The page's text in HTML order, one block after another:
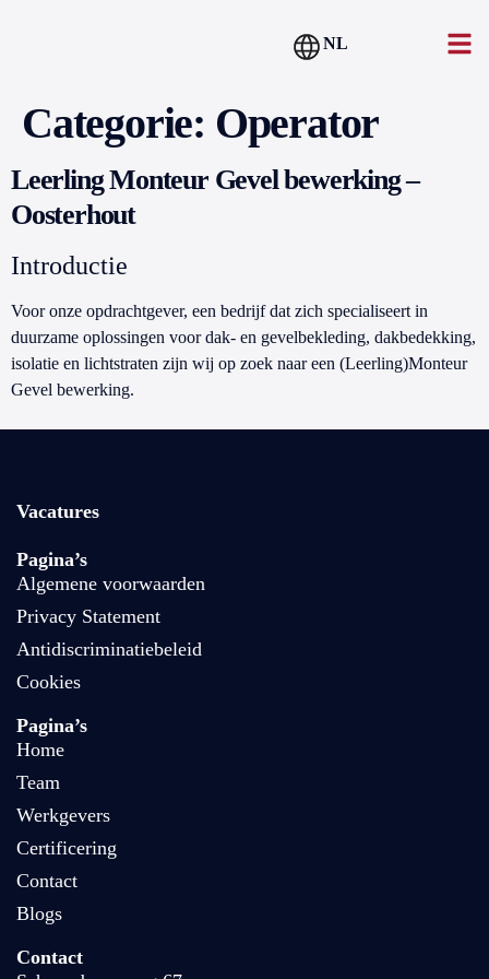
NL
Categorie: Operator
Leerling Monteur Gevel bewerking –
Oosterhout
Introductie
Voor onze opdrachtgever, een bedrijf dat zich specialiseert in
duurzame oplossingen voor dak- en gevelbekleding, dakbedekking,
isolatie en lichtstraten zijn wij op zoek naar een (Leerling)Monteur
Gevel bewerking.
Vacatures
Pagina’s
Algemene voorwaarden
Privacy Statement
Antidiscriminatiebeleid
Cookies
Pagina’s
Home
Team
Werkgevers
Certificering
Contact
Blogs
Contact